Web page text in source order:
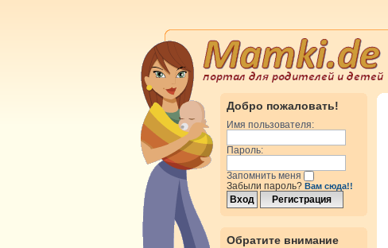
Добро пожаловать!
Имя пользователя:
Пароль:
Запомнить меня
Забыли пароль? Вам сюда!!
Обратите внимание